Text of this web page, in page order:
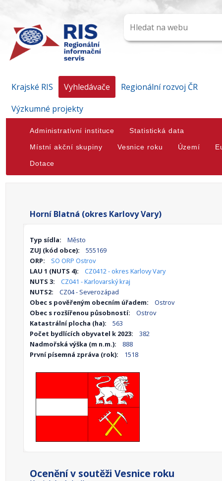
Krajské RIS Vyhledávače
Regionální rozvoj ČR
Výzkumné projekty
Administrativní instituce Statistická data
Místní akční skupiny Vesnice roku Území
Dotace
Horní Blatná (okres Karlovy Vary)
Typ sídla:
Město
ZUJ (kód obce):
555169
ORP:
SO ORP Ostrov
LAU 1 (NUTS 4):
CZ0412 - okres Karlovy Vary
NUTS 3:
CZ041 - Karlovarský kraj
NUTS2:
CZ04 - Severozápad
Obec s pověřeným obecním úřadem:
Ostrov
Obec s rozšířenou působností:
Ostrov
Katastrální plocha (ha):
563
Počet bydlících obyvatel k 2023:
382
Nadmořská výška (m n.m.):
888
První písemná zpráva (rok):
1518
Ocenění v soutěži Vesnice roku